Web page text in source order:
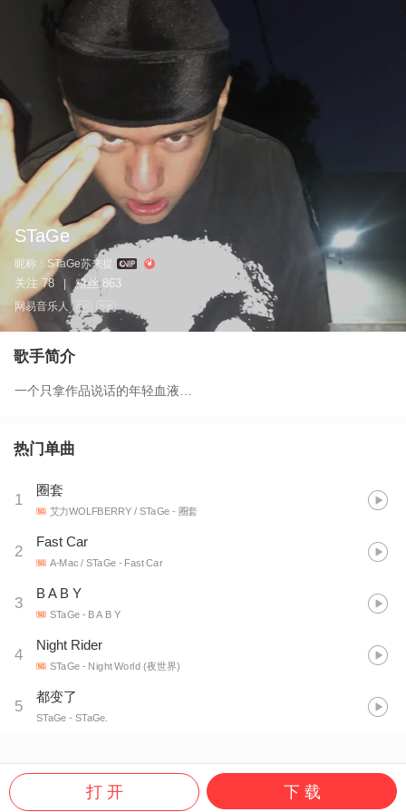
STaGe
昵称： STaGe苏来提
关注 78 粉丝 863
网易音乐人 作词 作曲
歌手简介
一个只拿作品说话的年轻血液…
热门单曲
1
圈套
艾力WOLFBERRY / STaGe - 圈套
2
Fast Car
A-Mac / STaGe - Fast Car
3
B A B Y
STaGe - B A B Y
4
Night Rider
STaGe - Night World (夜世界)
5
都变了
STaGe - STaGe.
打 开 下 载